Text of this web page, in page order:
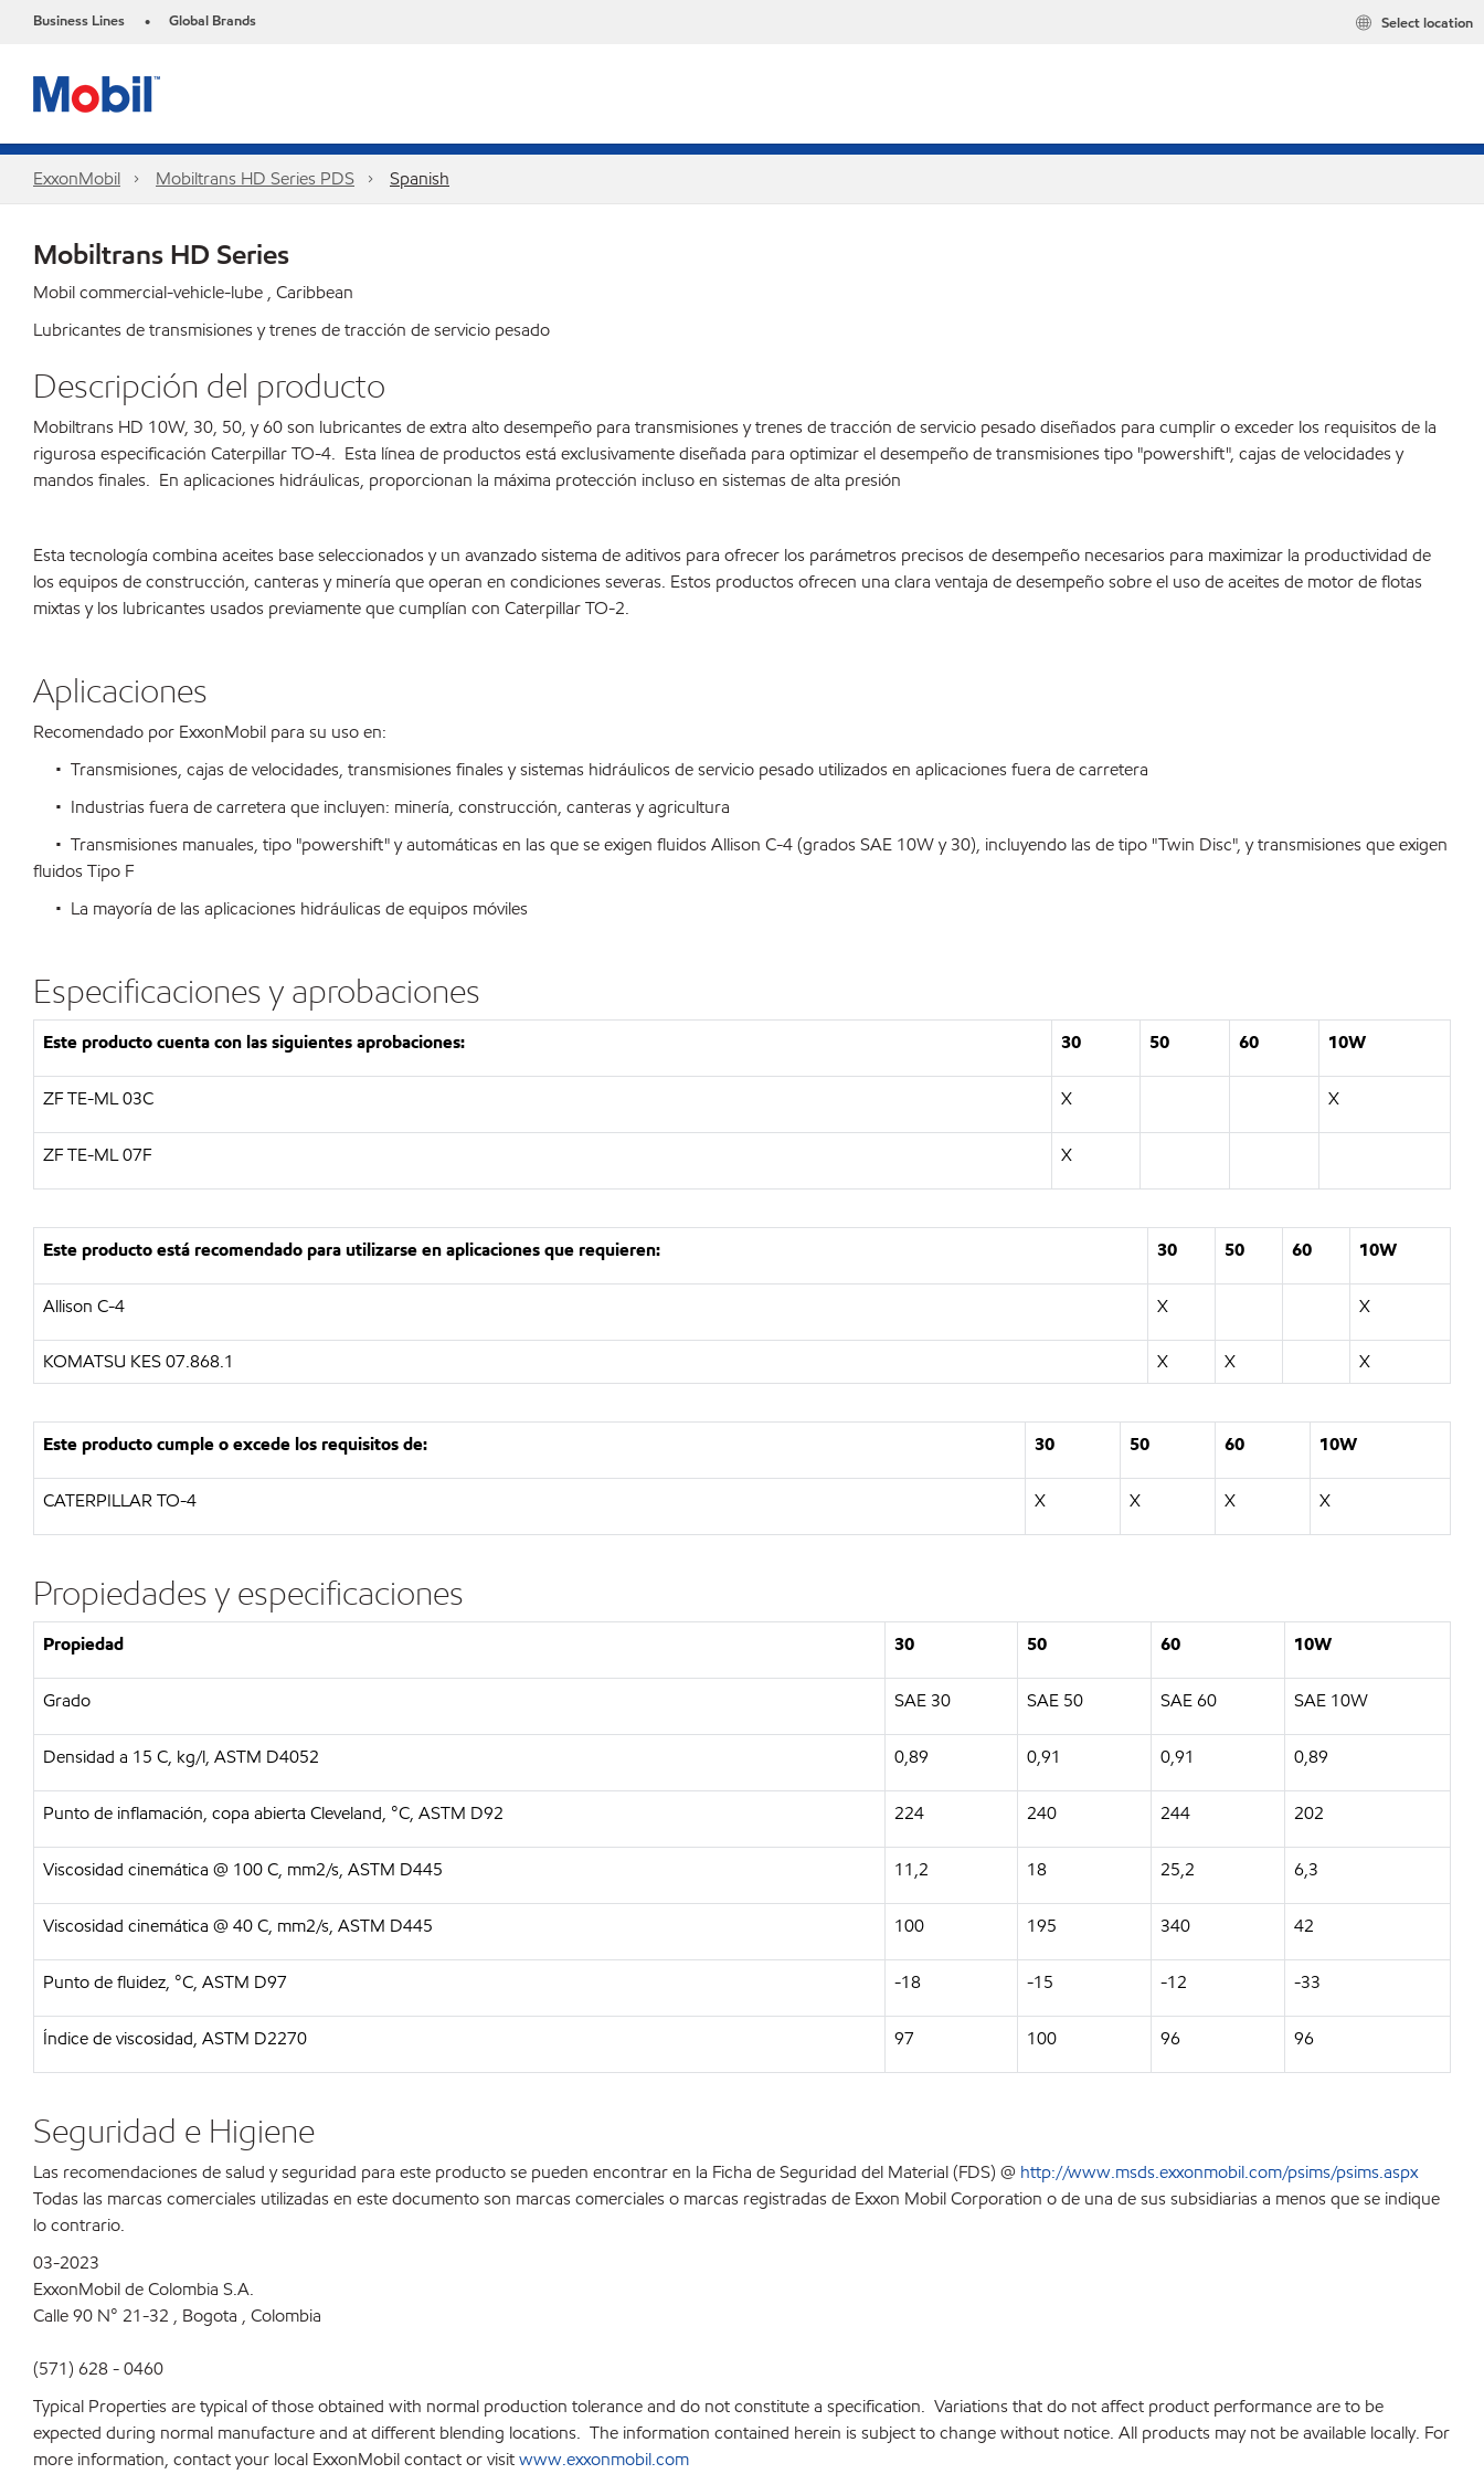
Business Lines • Global Brands Select location
ExxonMobil Mobiltrans HD Series PDS Spanish
Mobiltrans HD Series
Mobil commercial-vehicle-lube , Caribbean
Lubricantes de transmisiones y trenes de tracción de servicio pesado
Descripción del producto
Mobiltrans HD 10W, 30, 50, y 60 son lubricantes de extra alto desempeño para transmisiones y trenes de tracción de servicio pesado diseñados para cumplir o exceder los requisitos de la
rigurosa especificación Caterpillar TO-4. Esta línea de productos está exclusivamente diseñada para optimizar el desempeño de transmisiones tipo "powershift", cajas de velocidades y
mandos finales. En aplicaciones hidráulicas, proporcionan la máxima protección incluso en sistemas de alta presión
Esta tecnología combina aceites base seleccionados y un avanzado sistema de aditivos para ofrecer los parámetros precisos de desempeño necesarios para maximizar la productividad de
los equipos de construcción, canteras y minería que operan en condiciones severas. Estos productos ofrecen una clara ventaja de desempeño sobre el uso de aceites de motor de flotas
mixtas y los lubricantes usados previamente que cumplían con Caterpillar TO-2.
Aplicaciones
Recomendado por ExxonMobil para su uso en:
• Transmisiones, cajas de velocidades, transmisiones finales y sistemas hidráulicos de servicio pesado utilizados en aplicaciones fuera de carretera
• Industrias fuera de carretera que incluyen: minería, construcción, canteras y agricultura
• Transmisiones manuales, tipo "powershift" y automáticas en las que se exigen fluidos Allison C-4 (grados SAE 10W y 30), incluyendo las de tipo "Twin Disc", y transmisiones que exigen
fluidos Tipo F
• La mayoría de las aplicaciones hidráulicas de equipos móviles
Especificaciones y aprobaciones
Este producto cuenta con las siguientes aprobaciones: 30 50 60 10W
ZF TE-ML 03C X X
ZF TE-ML 07F X
Este producto está recomendado para utilizarse en aplicaciones que requieren: 30 50 60 10W
Allison C-4 X X
KOMATSU KES 07.868.1 X X X
Este producto cumple o excede los requisitos de: 30 50 60 10W
CATERPILLAR TO-4 X X X X
Propiedades y especificaciones
Propiedad 30 50 60 10W
Grado SAE 30 SAE 50 SAE 60 SAE 10W
Densidad a 15 C, kg/l, ASTM D4052 0,89 0,91 0,91 0,89
Punto de inflamación, copa abierta Cleveland, °C, ASTM D92 224 240 244 202
Viscosidad cinemática @ 100 C, mm2/s, ASTM D445 11,2 18 25,2 6,3
Viscosidad cinemática @ 40 C, mm2/s, ASTM D445 100 195 340 42
Punto de fluidez, °C, ASTM D97 -18 -15 -12 -33
Índice de viscosidad, ASTM D2270 97 100 96 96
Seguridad e Higiene
Las recomendaciones de salud y seguridad para este producto se pueden encontrar en la Ficha de Seguridad del Material (FDS) @ http://www.msds.exxonmobil.com/psims/psims.aspx
Todas las marcas comerciales utilizadas en este documento son marcas comerciales o marcas registradas de Exxon Mobil Corporation o de una de sus subsidiarias a menos que se indique
lo contrario.
03-2023
ExxonMobil de Colombia S.A.
Calle 90 N° 21-32 , Bogota , Colombia
(571) 628 - 0460
Typical Properties are typical of those obtained with normal production tolerance and do not constitute a specification. Variations that do not affect product performance are to be
expected during normal manufacture and at different blending locations. The information contained herein is subject to change without notice. All products may not be available locally. For
more information, contact your local ExxonMobil contact or visitwww.exxonmobil.com